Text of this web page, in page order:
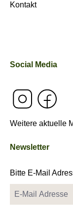
Kontakt
Social Media
Weitere aktuelle
Newsletter
Bitte E-Mail